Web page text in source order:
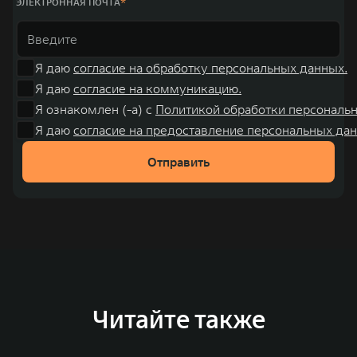
Я даю согласие на обработку персональных данных.
Я даю согласие на коммуникацию.
Я ознакомлен (-а) с Политикой обработки
Я даю согласие на предоставление персональных
Отправить
Читайте также